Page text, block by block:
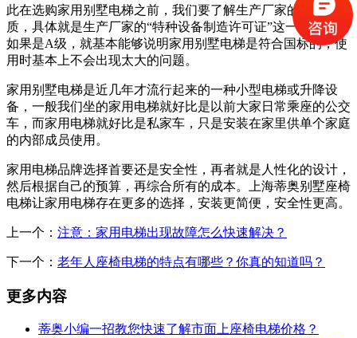
此在选购家用别墅电梯之前，我们要了解生产厂家的生产资
质，具体就是生产厂家的“特种设备制造许可证”这一栏，写的
如果是A级，就基本能够说明家用别墅电梯是符合国标的，使
用时基本上不会出现太大的问题。
家用别墅电梯是近几年才流行起来的一种小型电梯或升降设
备，一般我们坐的家用电梯就好比是以前大家日常乘座的公交
车，而家用电梯就好比是私家车，只是安装在家里供单个家庭
的内部成员使用。
家用电梯品牌选择首要还是安全性，再者就是人性化的设计，
然后根据自己的预算，再综合所有的成本。上海蒂奥别墅座椅
电梯让家用电梯存在更多的选择，安装更简便，安全性更高。
上一个： 注意：家用电梯出现故障怎么快速解决？
下一个： 老年人座椅电梯的特点有哪些？你真的知道吗？
更多内容
蒂奥小编一招教您快速了解市面上座椅电梯价格？